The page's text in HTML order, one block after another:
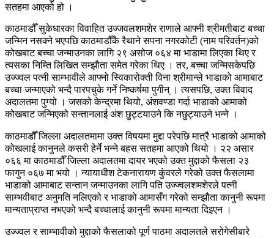
सतहमा आएको हो ।
काठमाडौँ सुकेधारका विवाहित उज्जवलशमशेर राणाले आफ्नी श्रीमतीबाट बच्चा
जन्मिन नसक्ने भएपछि काठमाडौँकै रैथाने सपना नगरकोटी (नाम परिवर्तन)को
कोखबाट बच्चा जन्माउनका लागि २९ असोज ०६४ मा भाडामा लिएका थिए र
त्यसका निम्ति लिखित सम्झौता समेत गरेका थिए । तर, बच्चा जन्मिसकेपछि
उज्ज्वल पत्नी साम्भावीले आफ्नो स्विकारोक्ती विना श्रीमान्ले भाडाको आमाबाट
बच्चा जन्माएको भन्दै पारपचुके गर्ने निष्कर्षमा पुगीन् । त्यसपछि, उक्त विवाद
अदालतमा पुग्यो । जसको केन्द्रमा थियो, अंशवण्डा गर्दा भाडाको आमाको
कोखबाट जन्मिएको सन्तानलाई अंश छुट्टयाउने कि नछुट्याउने भन्ने ।
काठमाडौँ जिल्ला अदालतमामा उक्त विषयमा मुद्दा परेपछि मात्रै भाडाको आमाको
कोखलाई कानुनले कसरी हेर्ने भन्ने बहस सतहमा आएको थियो । २२ असार
०६६ मा काठमाडौँ जिल्ला अदालतमा दायर भएको उक्त मुद्दाको फैसला २३
फागुन ०६७ मा भयो । न्यायाधीश टेकनारायण कुंवरले गरेको उक्त फैसलामा
भाडाको आमाबाट सन्तान जन्माउनका लागि पति उज्ज्वलशमशेरले पत्नी
साम्भवीबाट अनुमति नलिएको र भाडाको आमासँग गरेको सम्झौता कानुनी रूपमा
मान्यताप्राप्त नभएको भन्दै बच्चालाई कानुनी रूपमा मान्यता दिइएन ।
उज्ज्वल र साम्भावीको मुद्दाको फैसलाको पूर्ण पाठमा अदालतले सरोगेसीबारे